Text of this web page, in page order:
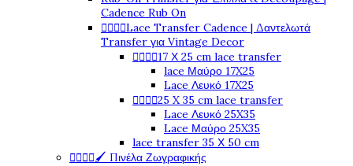
Cadence Rub On
Lace Transfer Cadence | Δαντελωτά
Transfer για Vintage Decor
17 Χ 25 cm lace transfer
lace Μαύρο 17X25
Lace Λευκό 17X25
25 X 35 cm lace transfer
Lace Λευκό 25X35
Lace Μαύρο 25X35
lace transfer 35 Χ 50 cm
🖌️ Πινέλα Ζωγραφικής